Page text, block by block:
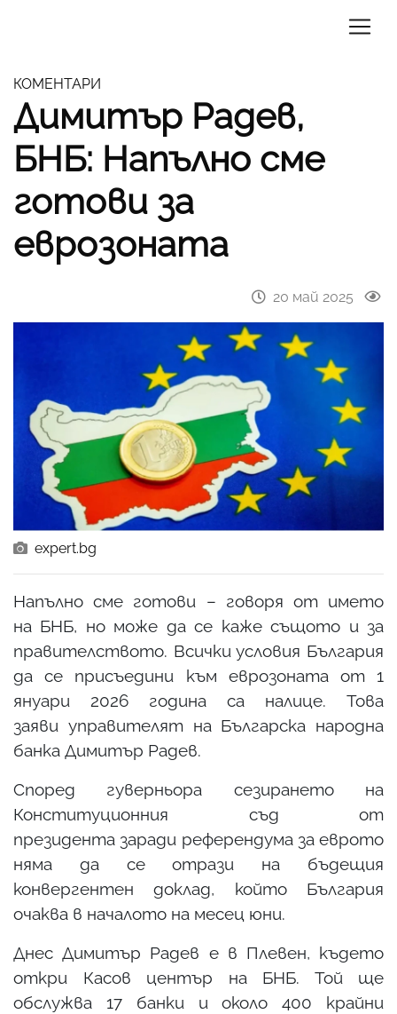
КОМЕНТАРИ
Димитър Радев,
БНБ: Напълно сме
готови за
еврозоната
20 май 2025
expert.bg
Напълно сме готови – говоря от името
на БНБ, но може да се каже същото и за
правителството. Всички условия България
да се присъедини към еврозоната от 1
януари 2026 година са налице. Това
заяви управителят на Българска народна
банка Димитър Радев.
Според гуверньора сезирането на
Конституционния съд от
президента заради референдума за еврото
няма да се отрази на бъдещия
конвергентен доклад, който България
очаква в началото на месец юни.
Днес Димитър Радев е в Плевен, където
откри Касов център на БНБ. Той ще
обслужва 17 банки и около 400 крайни